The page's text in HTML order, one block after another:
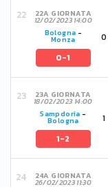
22A GIORNATA
12/02/2023 14:00
Bologna -
Monza
0-1
0
23A GIORNATA
18/02/2023 14:00
Sampdoria -
Bologna
1-2
1
24A GIORNATA
26/02/2023 11:30